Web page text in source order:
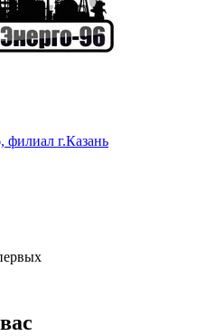
филиал г.Казань